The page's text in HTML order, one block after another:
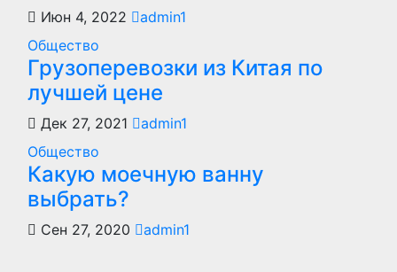
Июн 4, 2022
admin1
Общество
Грузоперевозки из Китая по
лучшей цене
Дек 27, 2021
admin1
Общество
Какую моечную ванну
выбрать?
Сен 27, 2020 admin1